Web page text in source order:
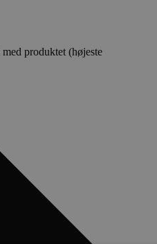
produktet (højeste